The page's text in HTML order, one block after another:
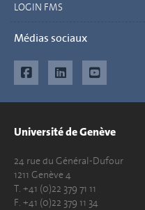
LOGIN FMS
Médias sociaux
Université de Genève
24 rue du Général-Dufour
1211 Genève 4
T. +41 (0)22 379 71 11
F. +41 (0)22 379 11 34